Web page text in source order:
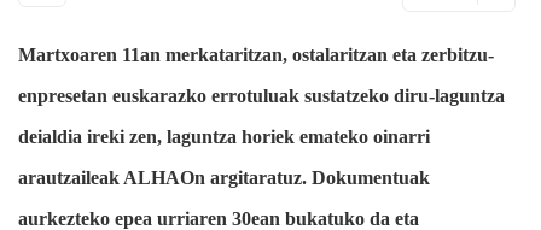
Martxoaren 11an merkataritzan, ostalaritzan eta zerbitzu-
enpresetan euskarazko errotuluak sustatzeko diru-laguntza
deialdia ireki zen, laguntza horiek emateko oinarri
arautzaileak ALHAOn argitaratuz. Dokumentuak
aurkezteko epea urriaren 30ean bukatuko da eta